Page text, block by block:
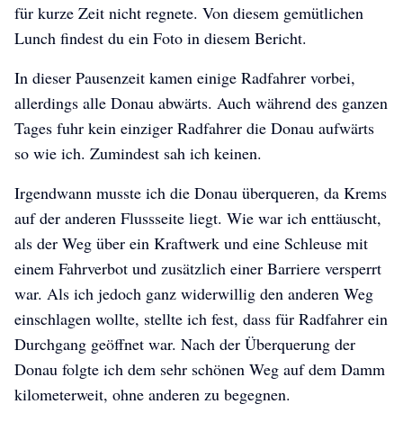
für kurze Zeit nicht regnete. Von diesem gemütlichen
Lunch findest du ein Foto in diesem Bericht.
In dieser Pausenzeit kamen einige Radfahrer vorbei,
allerdings alle Donau abwärts. Auch während des ganzen
Tages fuhr kein einziger Radfahrer die Donau aufwärts
so wie ich. Zumindest sah ich keinen.
Irgendwann musste ich die Donau überqueren, da Krems
auf der anderen Flussseite liegt. Wie war ich enttäuscht,
als der Weg über ein Kraftwerk und eine Schleuse mit
einem Fahrverbot und zusätzlich einer Barriere versperrt
war. Als ich jedoch ganz widerwillig den anderen Weg
einschlagen wollte, stellte ich fest, dass für Radfahrer ein
Durchgang geöffnet war. Nach der Überquerung der
Donau folgte ich dem sehr schönen Weg auf dem Damm
kilometerweit, ohne anderen zu begegnen.